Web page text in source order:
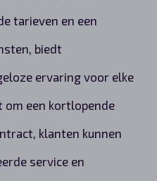
tarieven en een
biedt
ervaring voor elke
om een kortlopende
klanten kunnen
service en